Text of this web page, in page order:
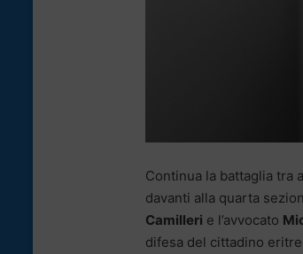
Continua la battaglia tra
davanti alla quarta
Camilleri e l’avvocato
difesa del cittadino